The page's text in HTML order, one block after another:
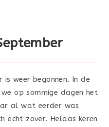
weer begonnen. In de
op sommige dagen het
al wat eerder was
echt zover. Helaas keren